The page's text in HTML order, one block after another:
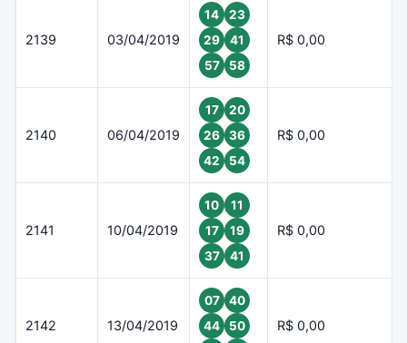
2139 03/04/2019
14
23
29
41
57
58
R$ 0,00
2140 06/04/2019
17
20
26
36
42
54
R$ 0,00
2141 10/04/2019
10
11
17
19
37
41
R$ 0,00
2142 13/04/2019
07
40
44
50
R$ 0,00